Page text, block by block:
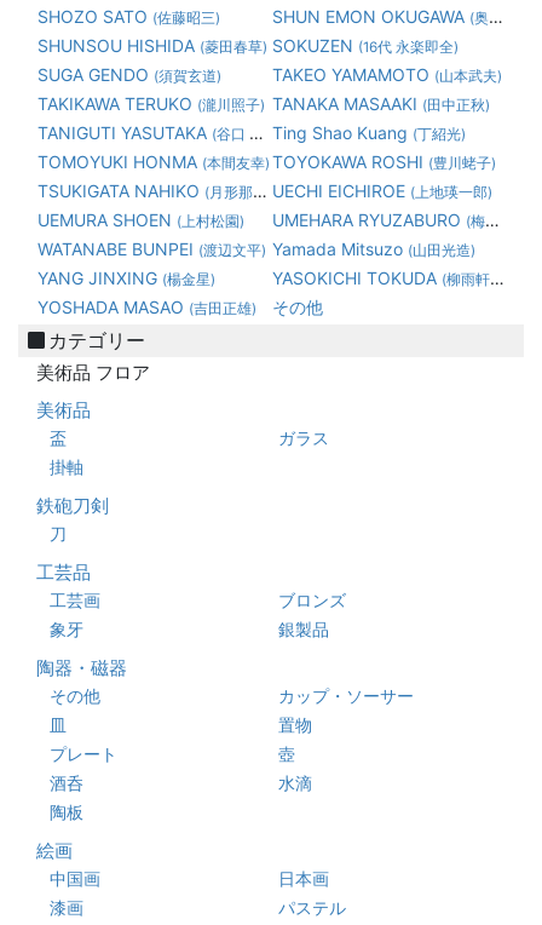
SHOZO SATO (佐藤昭三) SHUN EMON OKUGAWA (奥川俊右衛門)
SHUNSOU HISHIDA (菱田春草) SOKUZEN (16代 永楽即全)
SUGA GENDO (須賀玄道) TAKEO YAMAMOTO (山本武夫)
TAKIKAWA TERUKO (瀧川照子) TANAKA MASAAKI (田中正秋)
TANIGUTI YASUTAKA (谷口 康隆) Ting Shao Kuang (丁紹光)
TOMOYUKI HONMA (本間友幸) TOYOKAWA ROSHI (豊川蛯子)
TSUKIGATA NAHIKO (月形那比古) UECHI EICHIROE (上地瑛一郎)
UEMURA SHOEN (上村松園) UMEHARA RYUZABURO (梅原龍三郎)
WATANABE BUNPEI (渡辺文平) Yamada Mitsuzo (山田光造)
YANG JINXING (楊金星) YASOKICHI TOKUDA (柳雨軒三代 徳田八十吉)
YOSHADA MASAO (吉田正雄) その他
カテゴリー
美術品 フロア
美術品
盃
ガラス
掛軸
鉄砲刀剣
刀
工芸品
工芸画
ブロンズ
象牙
銀製品
陶器・磁器
その他
カップ・ソーサー
皿
置物
プレート
壺
酒呑
水滴
陶板
絵画
中国画
日本画
漆画
パステル